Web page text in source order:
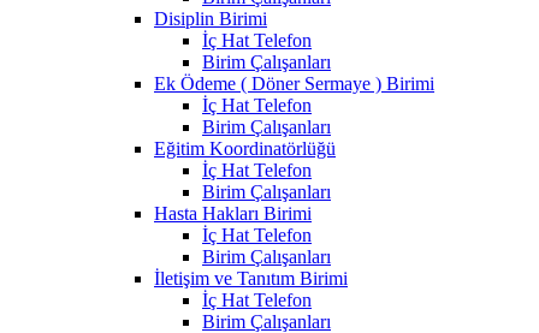
Disiplin Birimi
İç Hat Telefon
Birim Çalışanları
Ek Ödeme ( Döner Sermaye ) Birimi
İç Hat Telefon
Birim Çalışanları
Eğitim Koordinatörlüğü
İç Hat Telefon
Birim Çalışanları
Hasta Hakları Birimi
İç Hat Telefon
Birim Çalışanları
İletişim ve Tanıtım Birimi
İç Hat Telefon
Birim Çalışanları